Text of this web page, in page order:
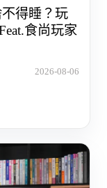
不得睡？玩
食尚玩家
2026-08-06